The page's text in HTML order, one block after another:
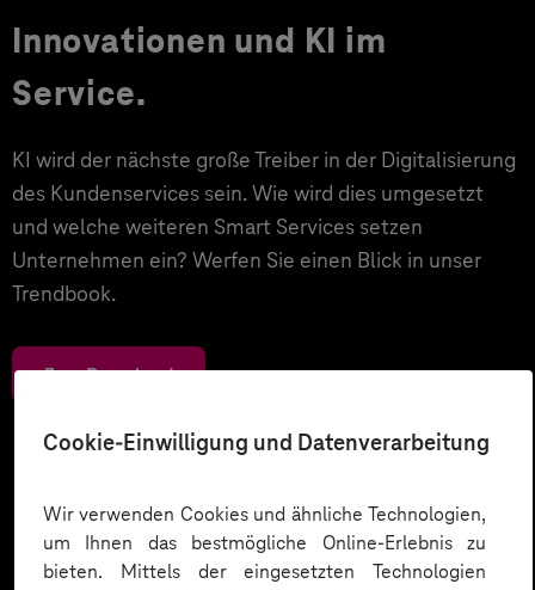
Cookie-Einwilligung und Datenverarbeitung
Wir verwenden Cookies und ähnliche Technologien,
um Ihnen das bestmögliche Online-Erlebnis zu
bieten. Mittels der eingesetzten Technologien
Innovationen und KI im
Service.
KI wird der nächste große Treiber in der Digitalisierung
des Kundenservices sein. Wie wird dies umgesetzt
und welche weiteren Smart Services setzen
Unternehmen ein? Werfen Sie einen Blick in unser
Trendbook.
Zum Download